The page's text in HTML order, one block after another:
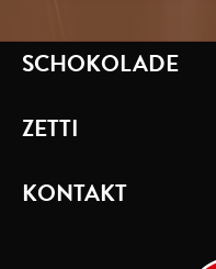
SCHOKOLADE
ZETTI
KONTAKT